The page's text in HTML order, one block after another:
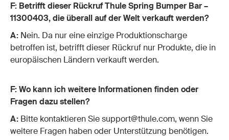
F: Betrifft dieser Rückruf Thule Spring Bumper Bar –
11300403, die überall auf der Welt verkauft werden?
A: Nein. Da nur eine einzige Produktionscharge
betroffen ist, betrifft dieser Rückruf nur Produkte, die in
europäischen Ländern verkauft werden.
F: Wo kann ich weitere Informationen finden oder
Fragen dazu stellen?
A: Bitte kontaktieren Sie support@thule.com, wenn Sie
weitere Fragen haben oder Unterstützung benötigen.